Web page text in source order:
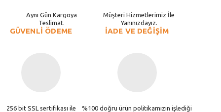
Aynı Gün Kargoya
Teslimat.
Müşteri Hizmetlerimiz İle
Yanınızdayız.
GÜVENLİ ÖDEME
256 bit SSL sertifikası ile
İADE VE DEĞİŞİM
%100 doğru ürün politikamızın işlediği